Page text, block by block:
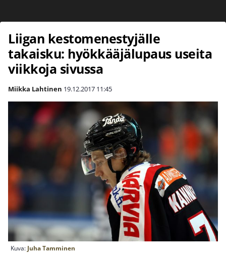
Liigan kestomenestyjälle
takaisku: hyökkääjälupaus useita
viikkoja sivussa
Miikka Lahtinen 19.12.2017 11:45
Kuva: Juha Tamminen